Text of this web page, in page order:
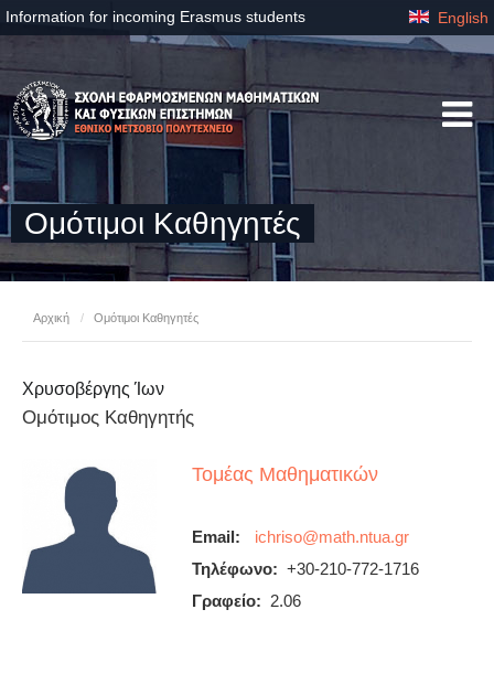
Information for incoming Erasmus students English
Ομότιμοι Καθηγητές
Αρχική / Ομότιμοι Καθηγητές
Χρυσοβέργης Ίων
Ομότιμος Καθηγητής
Τομέας Μαθηματικών
Email:
Τηλέφωνο: +30-210-772-1716
Γραφείο: 2.06